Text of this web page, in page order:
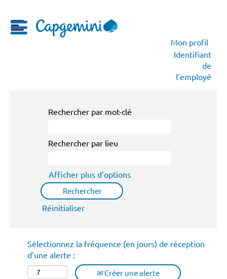
Mon profil
Identifiant
de
l’employé
Rechercher par mot-clé
Rechercher par lieu
Afficher plus d’options
Réinitialiser
Sélectionnez la fréquence (en jours) de réception
d’une alerte :
Créer une alerte